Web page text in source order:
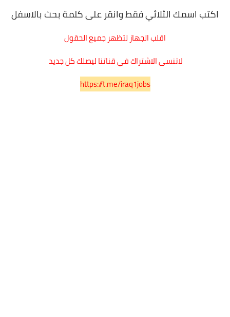
اكتب اسمك الثلاثي فقط وانقر على كلمة بحث بالاسفل
اقلب الجهاز لتظهر جميع الحقول
لاتنسى الاشتراك في قناتنا ليصلك كل جديد
https://t.me/iraq1jobs